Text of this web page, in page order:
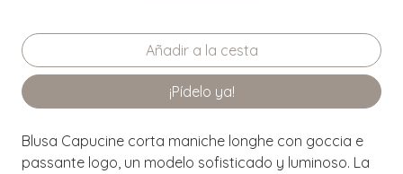
¡Pídelo ya!
Blusa Capucine corta maniche longhe con goccia e
passante logo, un modelo sofisticado y luminoso. La